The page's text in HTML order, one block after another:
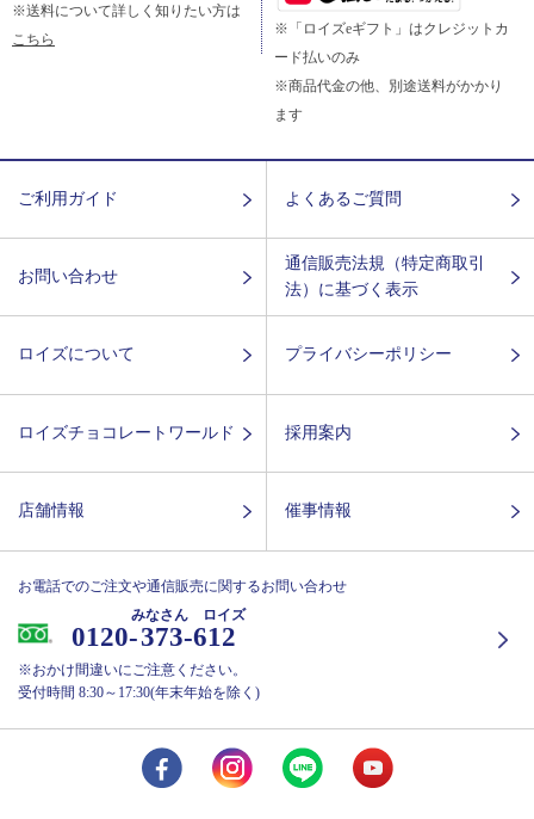
※送料について詳しく知りたい方は
こちら
※「ロイズeギフト」はクレジットカ
ード払いのみ
※商品代金の他、別途送料がかかり
ます
ご利用ガイド よくあるご質問
お問い合わせ
通信販売法規（特定商取引
法）に基づく表示
ロイズについて プライバシーポリシー
ロイズチョコレートワールド 採用案内
店舗情報 催事情報
お電話でのご注文や通信販売に関するお問い合わせ
0120-373-612
みなさん ロイズ
※おかけ間違いにご注意ください。
受付時間 8:30～17:30(年末年始を除く)